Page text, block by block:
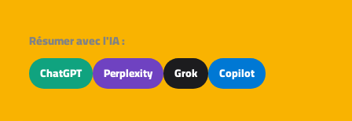
Résumer avec l'IA :
ChatGPT Perplexity Grok Copilot